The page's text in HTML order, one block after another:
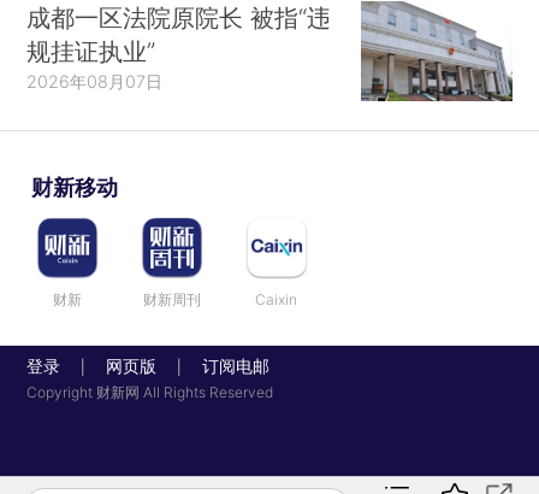
成都一区法院原院长 被指“违
规挂证执业”
2026年08月07日
财新移动
财新 财新周刊 Caixin
登录 网页版 订阅电邮
Copyright 财新网 All Rights Reserved